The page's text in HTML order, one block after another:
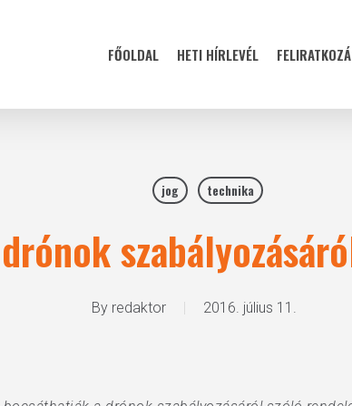
FŐOLDAL HETI HÍRLEVÉL
jog technika
By redaktor 2016. július 11.